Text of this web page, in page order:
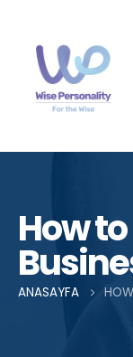
How
ANASAYFA